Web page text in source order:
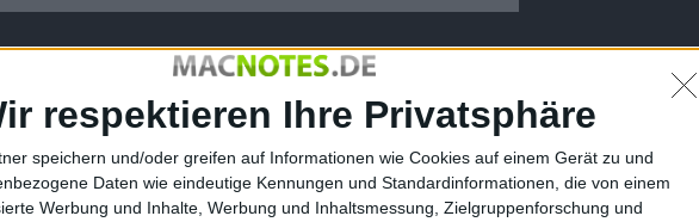
respektieren Ihre Privatsphäre
speichern und/oder greifen auf Informationen wie Cookies auf einem Gerät zu und
Daten wie eindeutige Kennungen und Standardinformationen, die von einem
Werbung und Inhalte, Werbung und Inhaltsmessung, Zielgruppenforschung und
Phishing und gibt Tipps, wie man dieses erkennt. Aktuell
im Versuch, an deren Kreditkarteninformationen zu
dem neuesten Stand hält und wie man mit Nachrichten
älteres Dokumentist spezifisch für die Erkennung von